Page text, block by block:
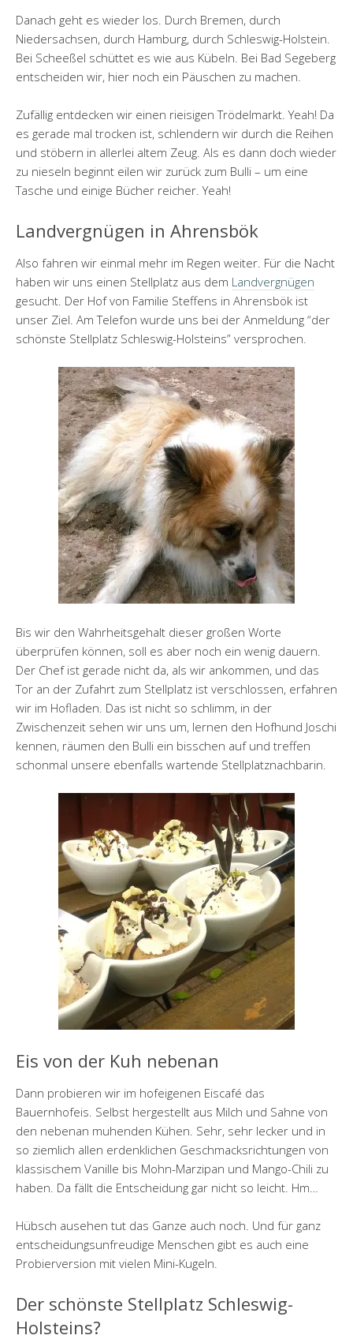
Danach geht es wieder los. Durch Bremen, durch
Niedersachsen, durch Hamburg, durch Schleswig-Holstein.
Bei Scheeßel schüttet es wie aus Kübeln. Bei Bad Segeberg
entscheiden wir, hier noch ein Päuschen zu machen.
Zufällig entdecken wir einen rieisigen Trödelmarkt. Yeah! Da
es gerade mal trocken ist, schlendern wir durch die Reihen
und stöbern in allerlei altem Zeug. Als es dann doch wieder
zu nieseln beginnt eilen wir zurück zum Bulli – um eine
Tasche und einige Bücher reicher. Yeah!
Landvergnügen in Ahrensbök
Also fahren wir einmal mehr im Regen weiter. Für die Nacht
haben wir uns einen Stellplatz aus dem Landvergnügen
gesucht. Der Hof von Familie Steffens in Ahrensbök ist
unser Ziel. Am Telefon wurde uns bei der Anmeldung “der
schönste Stellplatz Schleswig-Holsteins” versprochen.
Bis wir den Wahrheitsgehalt dieser großen Worte
überprüfen können, soll es aber noch ein wenig dauern.
Der Chef ist gerade nicht da, als wir ankommen, und das
Tor an der Zufahrt zum Stellplatz ist verschlossen, erfahren
wir im Hofladen. Das ist nicht so schlimm, in der
Zwischenzeit sehen wir uns um, lernen den Hofhund Joschi
kennen, räumen den Bulli ein bisschen auf und treffen
schonmal unsere ebenfalls wartende Stellplatznachbarin.
Eis von der Kuh nebenan
Dann probieren wir im hofeigenen Eiscafé das
Bauernhofeis. Selbst hergestellt aus Milch und Sahne von
den nebenan muhenden Kühen. Sehr, sehr lecker und in
so ziemlich allen erdenklichen Geschmacksrichtungen von
klassischem Vanille bis Mohn-Marzipan und Mango-Chili zu
haben. Da fällt die Entscheidung gar nicht so leicht. Hm…
Hübsch ausehen tut das Ganze auch noch. Und für ganz
entscheidungsunfreudige Menschen gibt es auch eine
Probierversion mit vielen Mini-Kugeln.
Der schönste Stellplatz Schleswig-
Holsteins?